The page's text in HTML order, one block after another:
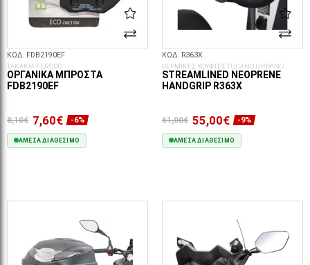
ΚΩΔ. FDB2190EF
ΤΑΚΑΚΙΑ FERODO
ΟΡΓΑΝΙΚΆ ΜΠΡΟΣΤΆ
FDB2190EF
8,10€ 7,60€ -6%
ΆΜΕΣΑ ΔΙΑΘΈΣΙΜΟ
ΚΩΔ. R363X
ΘΕΡΜΙΚΕΣ ΧΟΥΦΤΕΣ TUCANO URBANO
STREAMLINED NEOPRENE
HANDGRIP R363X
61,00€ 55,00€ -9%
ΆΜΕΣΑ ΔΙΑΘΈΣΙΜΟ